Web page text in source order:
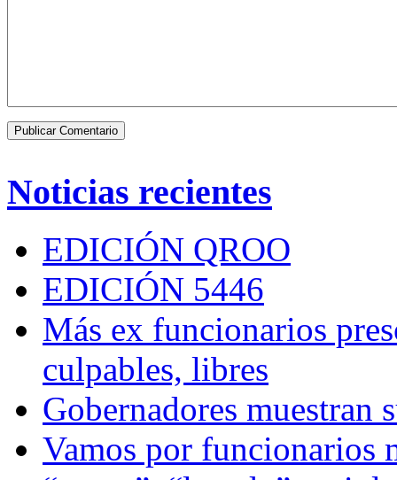
Noticias recientes
EDICIÓN QROO
EDICIÓN 5446
Más ex funcionarios
culpables, libres
Gobernadores muestran
Vamos por funcionarios